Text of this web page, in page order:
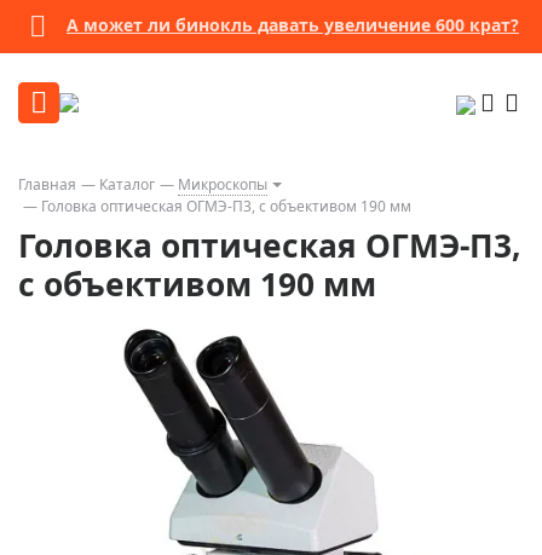
А может ли бинокль давать увеличение 600 крат?
Главная Каталог
Микроскопы
Головка оптическая ОГМЭ-П3, с объективом 190 мм
Головка оптическая ОГМЭ-П3,
с объективом 190 мм